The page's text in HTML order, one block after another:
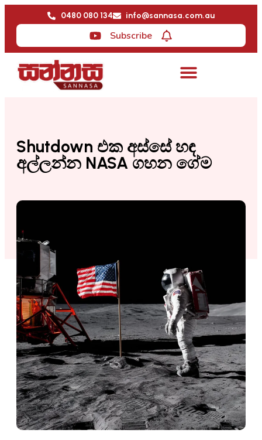
0480 080 134 info@sannasa.com.au
Subscribe
Shutdown එක අස්සේ හඳ
අල්ලන්න NASA ගහන ගේම